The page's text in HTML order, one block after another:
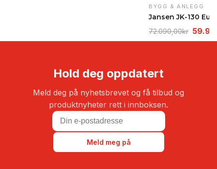
BYGG & ANLEGG
72.090,00kr
pris
Hold deg oppdatert
Meld deg på nyhetsbrevet og få tilbud og
produktnyheter rett i innboksen.
Meld meg på